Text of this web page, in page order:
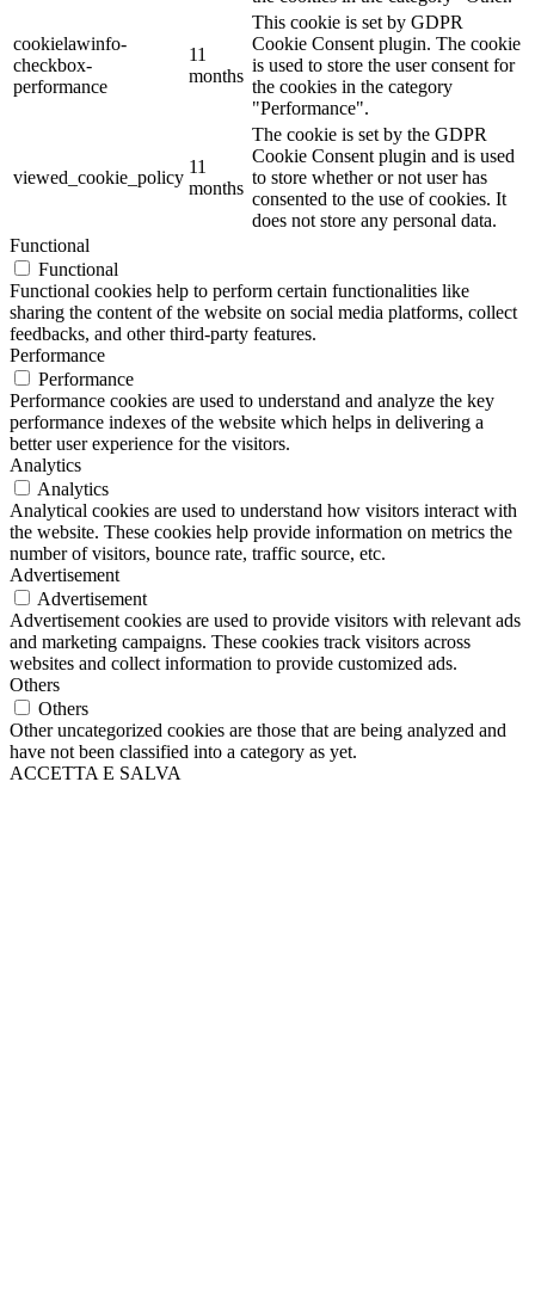
cookielawinfo-
checkbox-
performance
11
months
This cookie is set by GDPR
Cookie Consent plugin. The cookie
is used to store the user consent for
the cookies in the category
"Performance".
viewed_cookie_policy
11
months
The cookie is set by the GDPR
Cookie Consent plugin and is used
to store whether or not user has
consented to the use of cookies. It
does not store any personal data.
Functional
Functional
Functional cookies help to perform certain functionalities like
sharing the content of the website on social media platforms, collect
feedbacks, and other third-party features.
Performance
Performance
Performance cookies are used to understand and analyze the key
performance indexes of the website which helps in delivering a
better user experience for the visitors.
Analytics
Analytics
Analytical cookies are used to understand how visitors interact with
the website. These cookies help provide information on metrics the
number of visitors, bounce rate, traffic source, etc.
Advertisement
Advertisement
Advertisement cookies are used to provide visitors with relevant ads
and marketing campaigns. These cookies track visitors across
websites and collect information to provide customized ads.
Others
Others
Other uncategorized cookies are those that are being analyzed and
have not been classified into a category as yet.
ACCETTA E SALVA